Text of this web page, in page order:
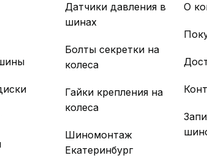
Датчики давления в
шинах
Болты секретки на
колеса
Гайки крепления на
колеса
Шиномонтаж
Екатеринбург
О